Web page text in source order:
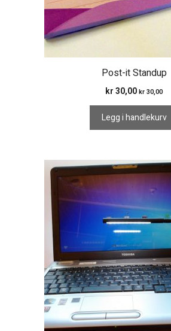
Post-it Standup
kr 30,00 kr 30,00
Legg i handlekurv